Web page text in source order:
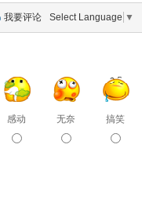
我要评论 Select Language ▼
感动 无奈 搞笑